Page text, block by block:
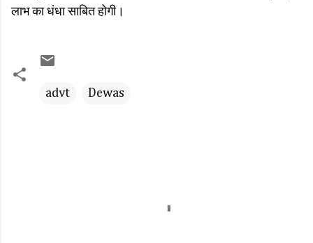
लाभ का धंधा साबित होगी।
advt Dewas